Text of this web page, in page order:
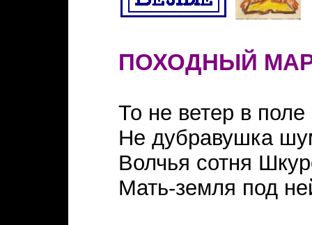
ПОХОДНЫЙ
То не ветер в поле
Не дубравушка
Волчья сотня
Мать-земля под